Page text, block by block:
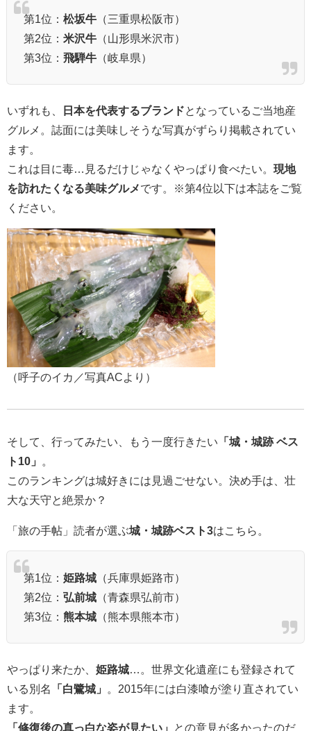
第1位： 松坂牛 （三重県松阪市）
第2位： 米沢牛 （山形県米沢市）
第3位： 飛騨牛 （岐阜県）
いずれも、 日本を代表するブランド となっているご当地産
グルメ。誌面には美味しそうな写真がずらり掲載されてい
ます。
これは目に毒…見るだけじゃなくやっぱり食べたい。 現地
を訪れたくなる美味グルメです。※第4位以下は本誌をご覧
ください。
（呼子のイカ／写真ACより）
そして、行ってみたい、もう一度行きたい 「城・城跡 ベス
ト10」
このランキングは城好きには見過ごせない。決め手は、壮
大な天守と絶景か？
「旅の手帖」読者が選ぶ城・城跡ベスト3はこちら。
第1位： 姫路城 （兵庫県姫路市）
第2位： 弘前城 （青森県弘前市）
第3位： 熊本城 （熊本県熊本市）
やっぱり来たか、 姫路城 …。世界文化遺産にも登録されて
いる別名
「白鷺城」
。2015年には白漆喰が塗り直されてい
ます。
「修復後の真っ白な姿が見たい」
との意見が多かったのだ